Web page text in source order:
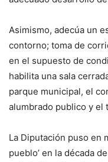
Asimismo, adecúa un
contorno; toma de
en el supuesto de
habilita una sala
parque municipal, el
alumbrado publico y el
La Diputación puso en
pueblo’ en la década